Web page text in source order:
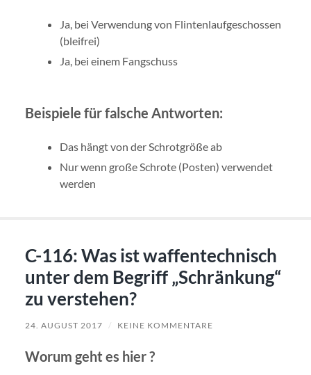
Ja, bei Verwendung von Flintenlaufgeschossen
(bleifrei)
Ja, bei einem Fangschuss
Beispiele für falsche Antworten:
Das hängt von der Schrotgröße ab
Nur wenn große Schrote (Posten) verwendet
werden
C-116: Was ist waffentechnisch
unter dem Begriff „Schränkung“
zu verstehen?
24. AUGUST 2017 / KEINE KOMMENTARE
Worum geht es hier ?